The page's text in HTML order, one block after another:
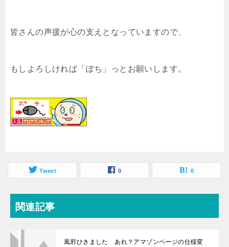
皆さんの声援が心の支えとなっていますので、
もしよろしければ「ぽち」っとお願いします。
Tweet 0 0
関連記事
風邪ひきました あれ？アマゾンページの仕様変